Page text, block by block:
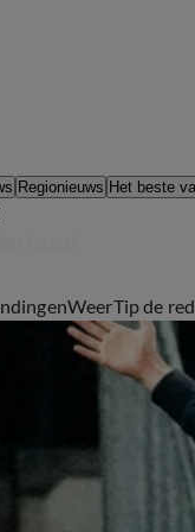
Regionieuws Het beste
WeerTip de